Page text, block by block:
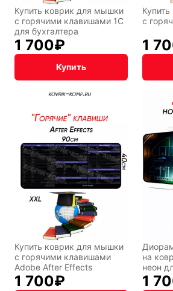
Купить коврик для мышки
с горячими клавишами 1С
для бухгалтера
1 700₽
Купить
с
1
Купить коврик для мышки
с горячими клавишами
Adobe After Effects
1 700₽
на
неон
1
Мистика Дарк
Подарочная
упаковка